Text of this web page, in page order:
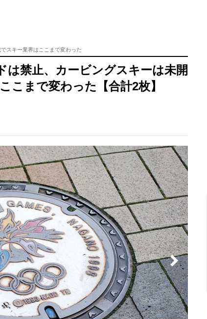
スキー業界はここまで変わった
は禁止、カービングスキーは未開
こまで変わった【合計2枚】